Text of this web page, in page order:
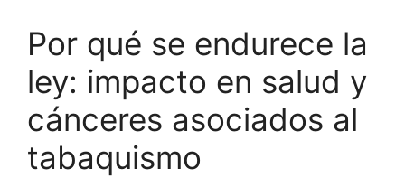
Por qué se endurece la
ley: impacto en salud y
cánceres asociados al
tabaquismo